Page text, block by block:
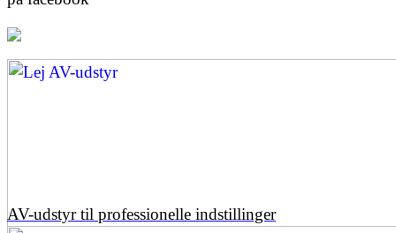
AV-udstyr til professionelle indstillinger